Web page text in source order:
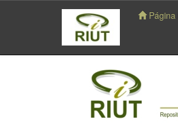
navigation
Página